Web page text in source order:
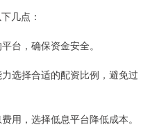
几点：
台，确保资金安全。
选择合适的配资比例，避免过
用，选择低息平台降低成本。